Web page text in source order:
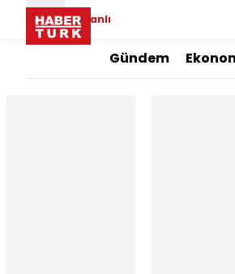
Canlı
Gündem